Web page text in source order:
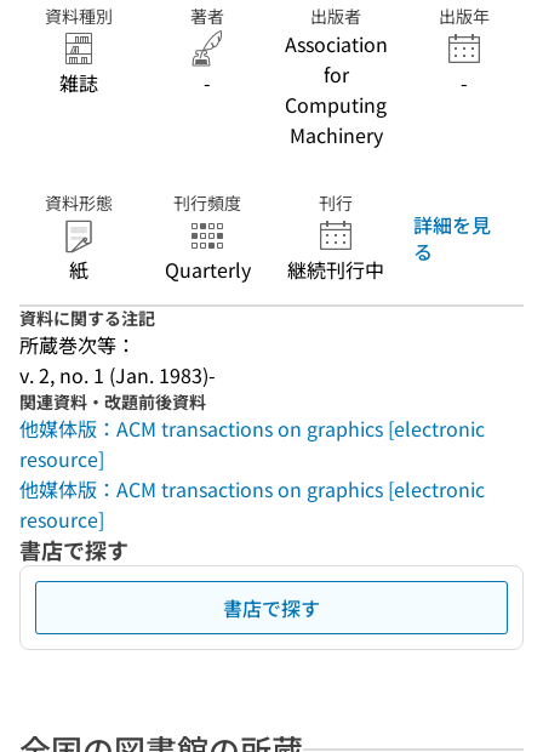
資料種別
雑誌
著者
-
出版者
Association
for
Computing
Machinery
出版年
-
資料形態
紙
刊行頻度
Quarterly
刊行
継続刊行中
詳細を見
る
資料に関する注記
所蔵巻次等：
v. 2, no. 1 (Jan. 1983)-
関連資料・改題前後資料
他媒体版：ACM transactions on graphics [electronic
resource]
他媒体版：ACM transactions on graphics [electronic
resource]
書店で探す
書店で探す